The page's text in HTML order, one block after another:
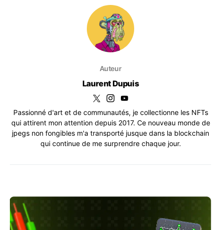
Auteur
Laurent Dupuis
Passionné d'art et de communautés, je collectionne les NFTs
qui attirent mon attention depuis 2017. Ce nouveau monde de
jpegs non fongibles m'a transporté jusque dans la blockchain
qui continue de me surprendre chaque jour.